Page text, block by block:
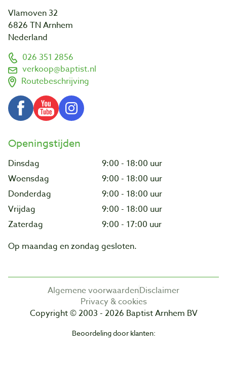
Vlamoven 32
6826 TN Arnhem
Nederland
026 351 2856
verkoop@baptist.nl
Routebeschrijving
Openingstijden
Dinsdag
9:00 - 18:00 uur
Woensdag
9:00 - 18:00 uur
Donderdag
9:00 - 18:00 uur
Vrijdag
9:00 - 18:00 uur
Zaterdag
9:00 - 17:00 uur
Op maandag en zondag gesloten.
Algemene voorwaardenDisclaimer
Privacy & cookies
Copyright © 2003 - 2026 Baptist Arnhem BV
Beoordeling door klanten: